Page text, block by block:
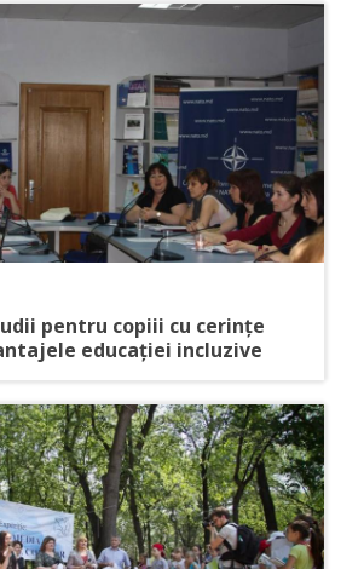
pentru copiii cu cerințe
educației incluzive